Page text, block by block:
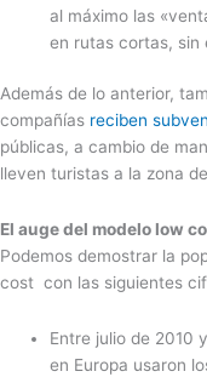
al máximo las
en rutas cortas, sin
Además de lo anterior,
compañías reciben
públicas, a cambio de
lleven turistas a la zona
El auge del modelo low
Podemos demostrar la
cost con las siguientes
Entre julio de 2010
en Europa usaron